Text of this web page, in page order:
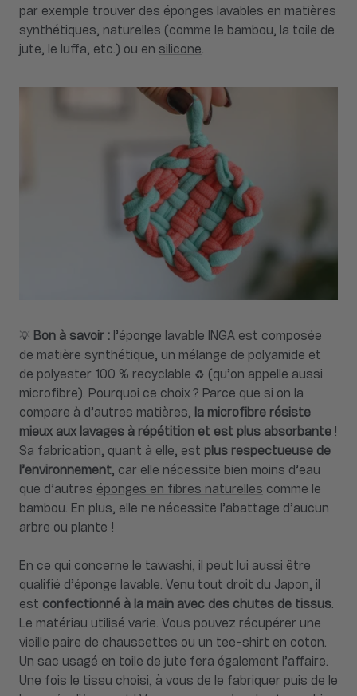
par exemple trouver des éponges lavables en matières
synthétiques, naturelles (comme le bambou, la toile de
jute, le luffa, etc.) ou en silicone.
💡 Bon à savoir : l’éponge lavable INGA est composée
de matière synthétique, un mélange de polyamide et
de polyester 100 % recyclable ♻️ (qu’on appelle aussi
microfibre). Pourquoi ce choix ? Parce que si on la
compare à d’autres matières,
la microfibre résiste
mieux aux lavages à répétition et est plus absorbante !
Sa fabrication, quant à elle, est plus respectueuse de
l’environnement, car elle nécessite bien moins d’eau
que d’autres éponges en fibres naturelles comme le
bambou. En plus, elle ne nécessite l’abattage d’aucun
arbre ou plante !
En ce qui concerne le tawashi, il peut lui aussi être
qualifié d’éponge lavable. Venu tout droit du Japon, il
est confectionné à la main avec des chutes de tissus.
Le matériau utilisé varie. Vous pouvez récupérer une
vieille paire de chaussettes ou un tee-shirt en coton.
Un sac usagé en toile de jute fera également l’affaire.
Une fois le tissu choisi, à vous de le fabriquer puis de le